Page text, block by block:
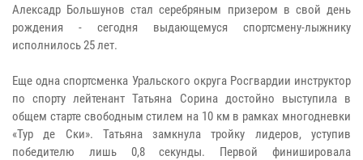
Алексадр Большунов стал серебряным призером в свой день
рождения - сегодня выдающемуся спортсмену-лыжнику
исполнилось 25 лет.
Еще одна спортсменка Уральского округа Росгвардии инструктор
по спорту лейтенант Татьяна Сорина достойно выступила в
общем старте свободным стилем на 10 км в рамках многодневки
«Тур де Ски». Татьяна замкнула тройку лидеров, уступив
победителю лишь 0,8 секунды. Первой финишировала